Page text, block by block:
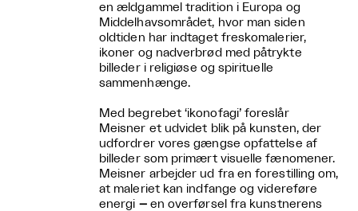
en ældgammel tradition i Europa og
Middelhavsområdet, hvor man siden
oldtiden har indtaget freskomalerier,
ikoner og nadverbrød med påtrykte
billeder i religiøse og spirituelle
sammenhænge.
Med begrebet ‘ikonofagi’ foreslår
Meisner et udvidet blik på kunsten, der
udfordrer vores gængse opfattelse af
billeder som primært visuelle fænomener.
Meisner arbejder ud fra en forestilling om,
at maleriet kan indfange og videreføre
energi –en overførsel fra kunstnerens